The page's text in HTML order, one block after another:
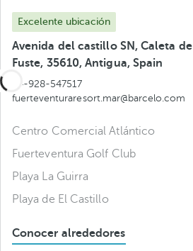
Excelente ubicación
Avenida del castillo SN, Caleta de
Fuste, 35610, Antigua, Spain
34-928-547517
fuerteventuraresort.mar@barcelo.com
Centro Comercial Atlántico
Fuerteventura Golf Club
Playa La Guirra
Playa de El Castillo
Conocer alrededores